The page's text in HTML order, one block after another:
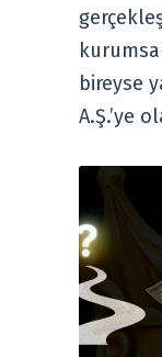
bireyse
A.Ş.’ye